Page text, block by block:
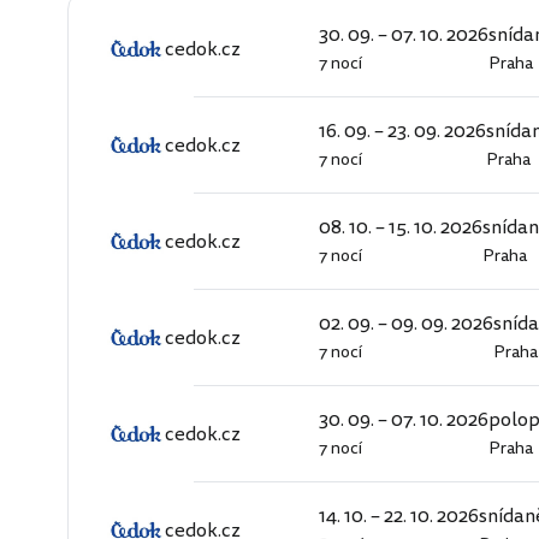
cedok.cz 30. 09. – 07. 10. 2026
7 nocí Praha
cedok.cz 16. 09. – 23. 09. 2026
7 nocí Praha
cedok.cz 08. 10. – 15. 10. 2026
7 nocí Praha
cedok.cz 02. 09. – 09. 09. 2026
7 nocí Praha
cedok.cz 30. 09. – 07. 10. 2026
7 nocí Praha
cedok.cz 14. 10. – 22. 10. 2026